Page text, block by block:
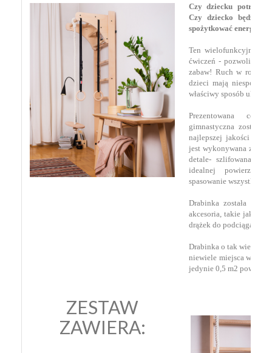
Czy dziecku
Czy dziecko będzie
spożytkować energię
Ten wielofunkcyjny
ćwiczeń - pozwoli
zabaw! Ruch w
dzieci mają niespożyte
właściwy sposób
Prezentowana
gimnastyczna została
najlepszej jakości
jest wykonywana z
detale- szlifowana i
idealnej
spasowanie wszystkich
Drabinka została
akcesoria, takie jak lina
drążek do podciągania i
Drabinka o tak wielkich
niewiele miejsca w
jedynie 0,5 m2
ZESTAW
ZAWIERA: